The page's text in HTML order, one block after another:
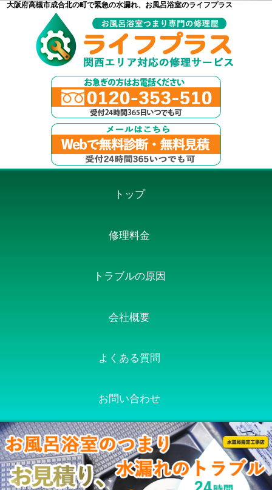
大阪府高槻市成合北の町で緊急の水漏れ、お風呂浴室のライフプラス
トップ
修理料金
トラブルの原因
会社概要
よくある質問
お問い合わせ